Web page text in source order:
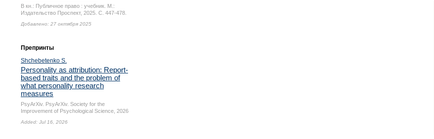
В кн.: Публичное право : учебник. М.:
Издательство Проспект, 2025. С. 447-478.
Добавлено: 27 октября 2025
Препринты
Shchebetenko S.
Personality as attribution: Report-
based traits and the problem of
what personality research
measures
PsyArXiv. PsyArXiv. Society for the
Improvement of Psychological Science, 2026
Added: Jul 16, 2026